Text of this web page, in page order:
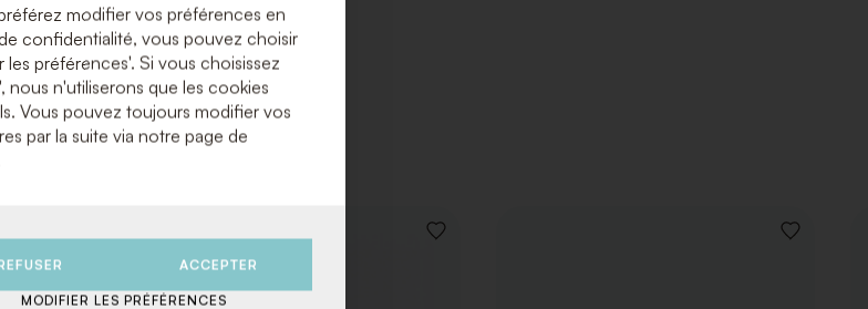
AJOUTER
LISTE
AJOUTER
AJOUTER
modifier vos préférences en
confidentialité, vous pouvez choisir
les préférences'. Si vous choisissez
nous n'utiliserons que les cookies
Vous pouvez toujours modifier vos
par la suite via notre page de
ACCEPTER
MODIFIER LES PRÉFÉRENCES